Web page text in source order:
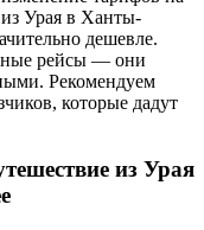
Урая в Ханты-
дешевле.
рейсы — они
Рекомендуем
которые дадут
из Урая